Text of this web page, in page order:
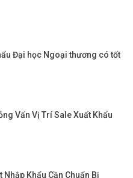
Đại học Ngoại thương có tốt
Vấn Vị Trí Sale Xuất Khẩu
Nhập Khẩu Cần Chuẩn Bị